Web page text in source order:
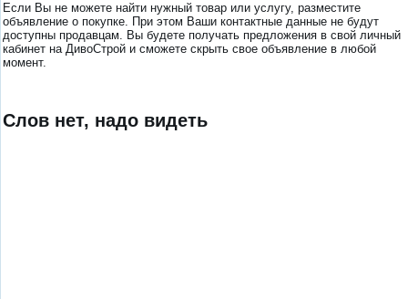
Если Вы не можете найти нужный товар или услугу, разместите
объявление о покупке. При этом Ваши контактные данные не будут
доступны продавцам. Вы будете получать предложения в свой личный
кабинет на ДивоСтрой и сможете скрыть свое объявление в любой
момент.
Слов нет, надо видеть